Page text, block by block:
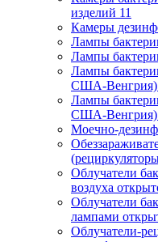
изделий 11
Камеры
Лампы
Лампы
Лампы
США-Венгрия)
Лампы
США-Венгрия)
Моечно-
Облучатели
воздуха
Облучатели
лампами
Облучатели-